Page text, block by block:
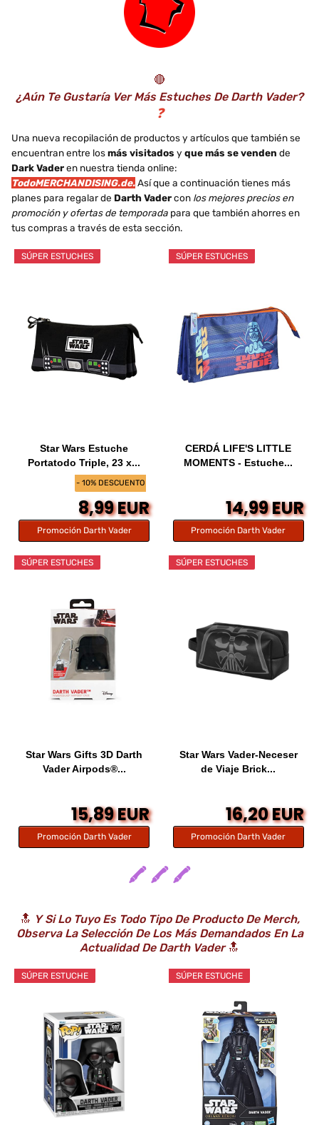
🔴
¿Aún Te Gustaría Ver Más Estuches De Darth Vader?
❓
Una nueva recopilación de productos y artículos que también se
encuentran entre losmás visitados y que más se venden de
Dark Vaderen nuestra tienda online:
TodoMERCHANDISING.de.Así que a continuación tienes más
planes para regalar de Darth Vadercon los mejores precios en
promoción y ofertas de temporada para que también ahorres en
tus compras a través de esta sección.
- 10% DESCUENTO
SÚPER ESTUCHES
Star Wars Estuche
Portatodo Triple, 23 x...
8,99 EUR
Promoción Darth Vader
SÚPER ESTUCHES
CERDÁ LIFE'S LITTLE
MOMENTS - Estuche...
14,99 EUR
Promoción Darth Vader
SÚPER ESTUCHES
Star Wars Gifts 3D Darth
Vader Airpods®...
15,89 EUR
Promoción Darth Vader
SÚPER ESTUCHES
Star Wars Vader-Neceser
de Viaje Brick...
16,20 EUR
Promoción Darth Vader
🖍️ 🖍️ 🖍️
🔝 Y Si Lo Tuyo Es Todo Tipo De Producto De Merch,
Observa La Selección De Los Más Demandados En La
Actualidad De Darth Vader🔝
SÚPER ESTUCHE SÚPER ESTUCHE